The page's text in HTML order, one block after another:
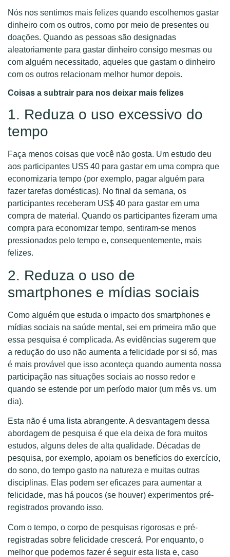
Nós nos sentimos mais felizes quando escolhemos gastar
dinheiro com os outros, como por meio de presentes ou
doações. Quando as pessoas são designadas
aleatoriamente para gastar dinheiro consigo mesmas ou
com alguém necessitado, aqueles que gastam o dinheiro
com os outros relacionam melhor humor depois.
Coisas a subtrair para nos deixar mais felizes
1. Reduza o uso excessivo do
tempo
Faça menos coisas que você não gosta. Um estudo deu
aos participantes US$ 40 para gastar em uma compra que
economizaria tempo (por exemplo, pagar alguém para
fazer tarefas domésticas). No final da semana, os
participantes receberam US$ 40 para gastar em uma
compra de material. Quando os participantes fizeram uma
compra para economizar tempo, sentiram-se menos
pressionados pelo tempo e, consequentemente, mais
felizes.
2. Reduza o uso de
smartphones e mídias sociais
Como alguém que estuda o impacto dos smartphones e
mídias sociais na saúde mental, sei em primeira mão que
essa pesquisa é complicada. As evidências sugerem que
a redução do uso não aumenta a felicidade por si só, mas
é mais provável que isso aconteça quando aumenta nossa
participação nas situações sociais ao nosso redor e
quando se estende por um período maior (um mês vs. um
dia).
Esta não é uma lista abrangente. A desvantagem dessa
abordagem de pesquisa é que ela deixa de fora muitos
estudos, alguns deles de alta qualidade. Décadas de
pesquisa, por exemplo, apoiam os benefícios do exercício,
do sono, do tempo gasto na natureza e muitas outras
disciplinas. Elas podem ser eficazes para aumentar a
felicidade, mas há poucos (se houver) experimentos pré-
registrados provando isso.
Com o tempo, o corpo de pesquisas rigorosas e pré-
registradas sobre felicidade crescerá. Por enquanto, o
melhor que podemos fazer é seguir esta lista e, caso